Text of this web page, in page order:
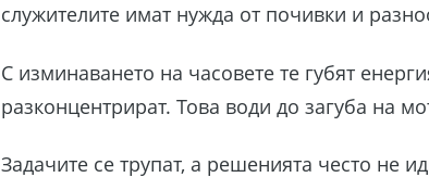
служителите имат нужда от почивки и
С изминаването на часовете те губят
разконцентрират. Това води до загуба на
Задачите се трупат, а решенията често не